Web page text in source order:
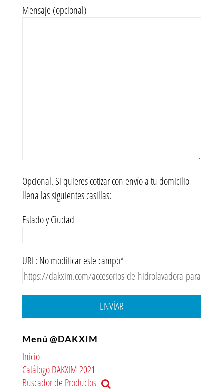
Mensaje (opcional)
Opcional. Si quieres cotizar con envío a tu domicilio
llena las siguientes casillas:
Estado y Ciudad
URL: No modificar este campo*
ENVÍAR
Menú @DAKXIM
Inicio
Catálogo DAKXIM 2021
Buscador de Productos